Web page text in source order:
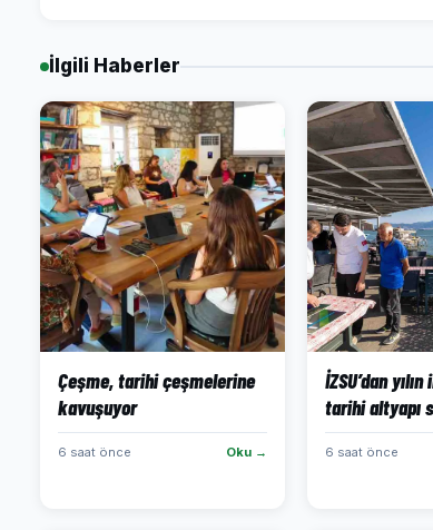
İlgili Haberler
Çeşme, tarihi çeşmelerine
kavuşuyor
6 saat önce Oku →
İZSU’dan
tarihi altyapı
6 saat önce